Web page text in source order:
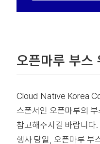
오픈마루 부스
Cloud Native Korea
스폰서인 오픈마루의
참고해주시길 바랍니다.
행사 당일, 오픈마루 부